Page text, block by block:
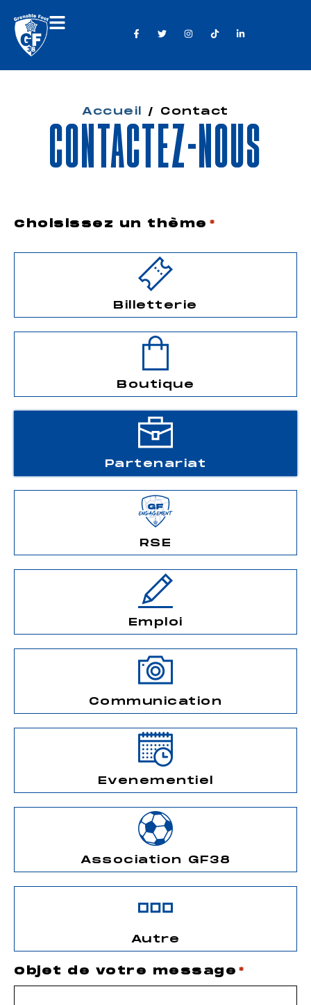
Accueil / Contact
CONTACTEZ-NOUS
Choisissez un thème *
Billetterie
Boutique
Partenariat
RSE
Emploi
Communication
Evenementiel
Association GF38
Autre
Objet de votre message *